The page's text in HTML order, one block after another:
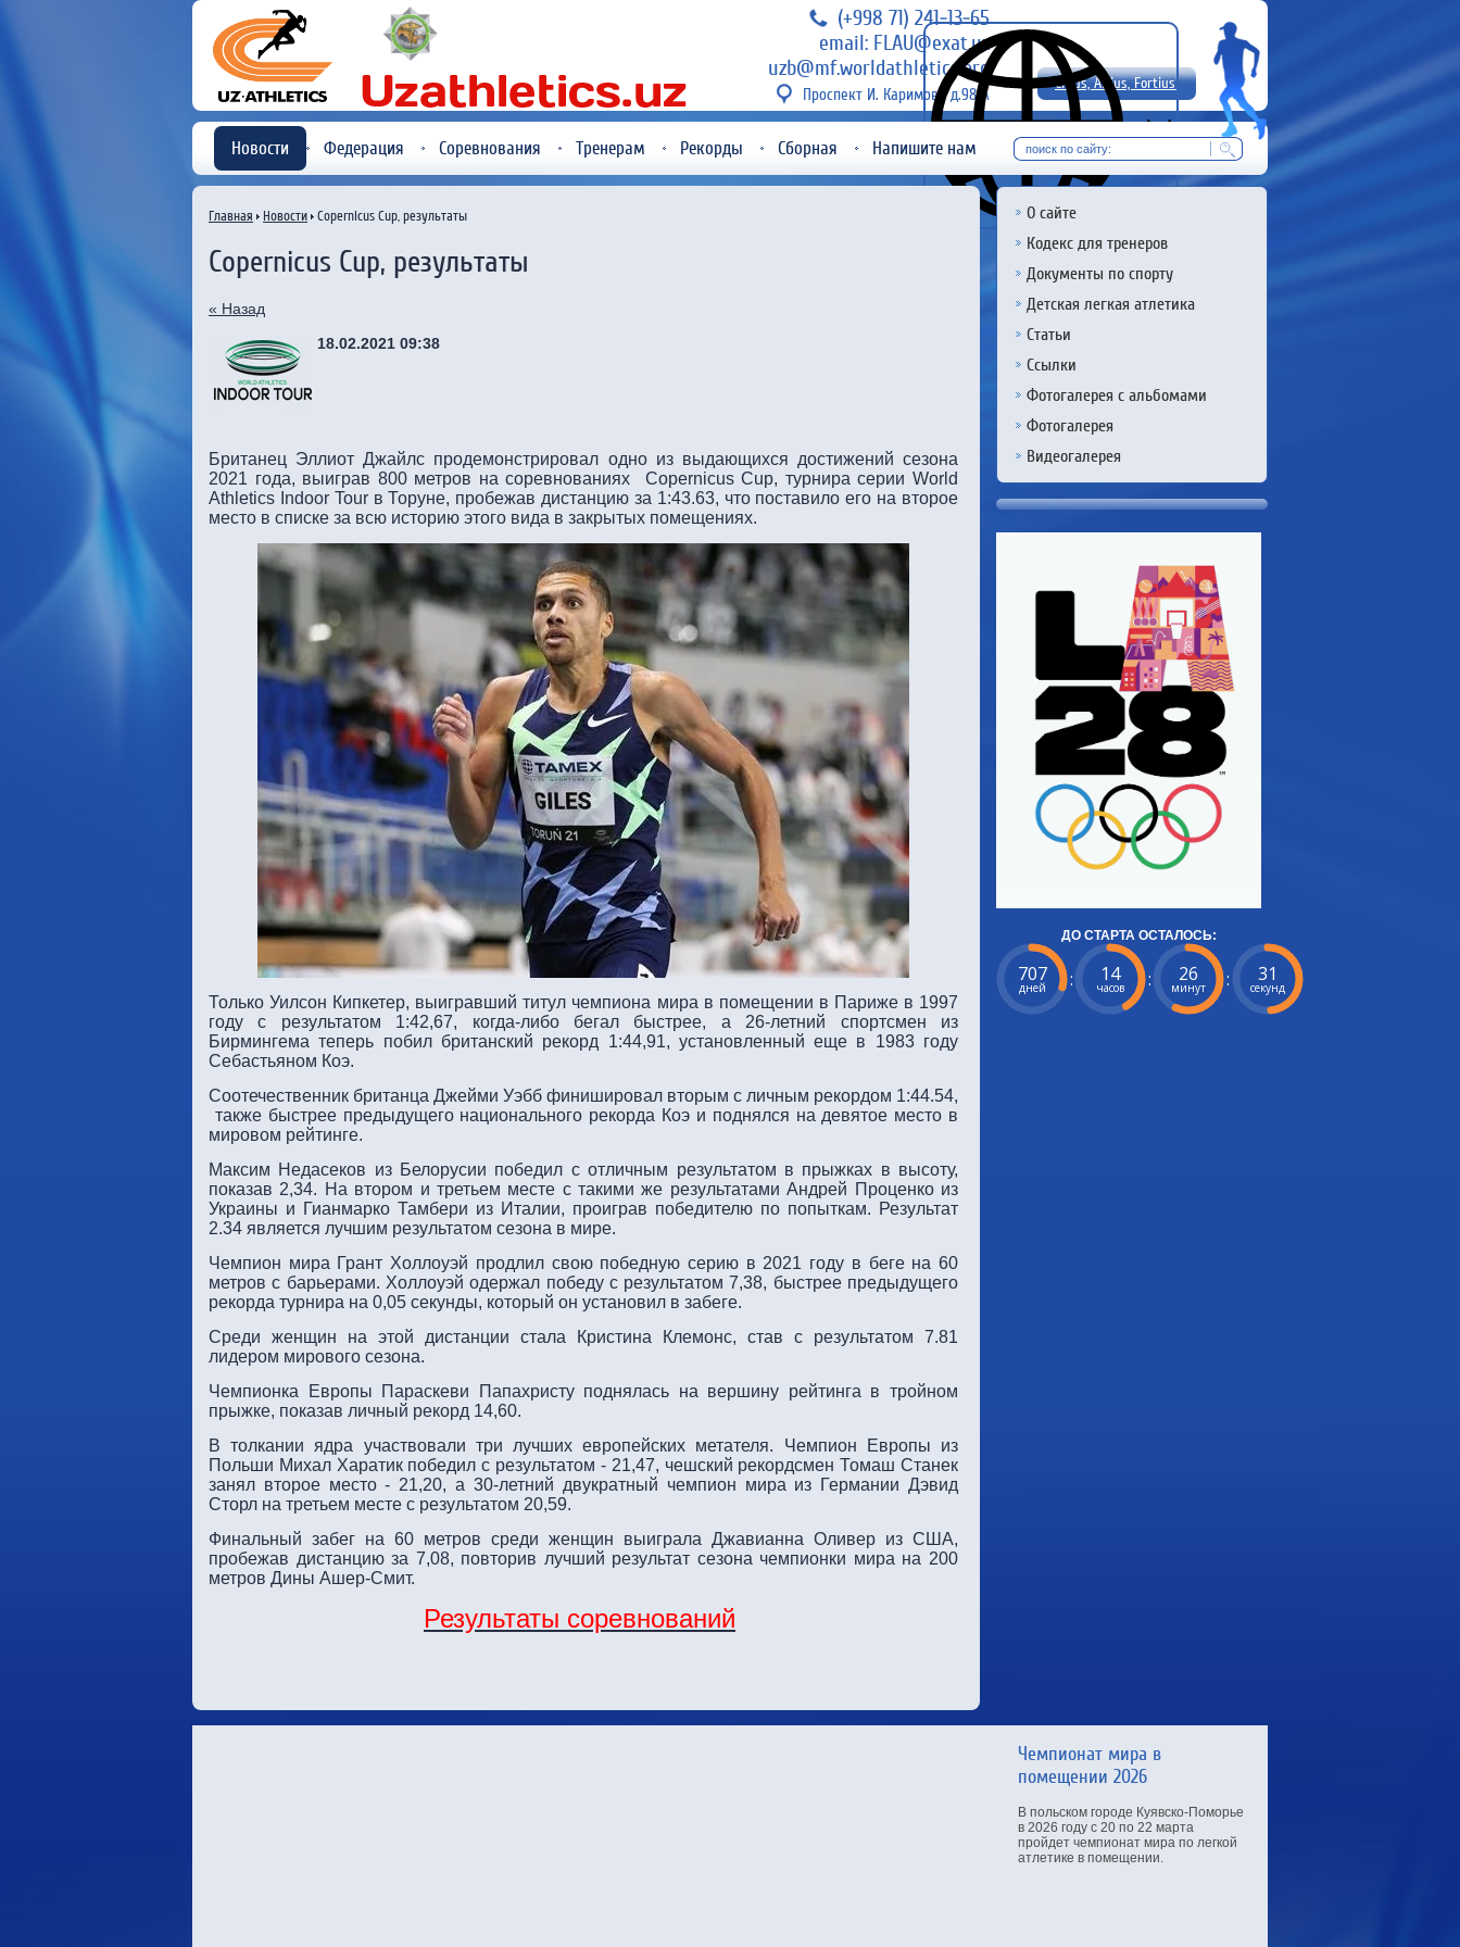
(+998 71) 241-13-65
email: FLAU@exat.uz
uzb@mf.worldathletics.org
Проспект И. Каримова д.98 А
Citius, Altius, Fortius!
RU
Новости Федерация Соревнования Тренерам Рекорды Сборная Напишите нам
О сайте
Кодекс для тренеров
Документы по спорту
Детская легкая атлетика
Статьи
Ссылки
Фотогалерея с альбомами
Фотогалерея
Видеогалерея
ДО СТАРТА ОСТАЛОСЬ:
707
дней : 14
часов : 26
минут : 30
секунд
Главная Новости Copernicus Cup, результаты
Copernicus Cup, результаты
« Назад
18.02.2021 09:38
Британец Эллиот Джайлс продемонстрировал одно из выдающихся достижений сезона
2021 года, выиграв 800 метров на соревнованиях Copernicus Cup, турнира серии World
Athletics Indoor Tour в Торуне, пробежав дистанцию за 1:43.63, что поставило его на второе
место в списке за всю историю этого вида в закрытых помещениях.
Только Уилсон Кипкетер, выигравший титул чемпиона мира в помещении в Париже в 1997
году с результатом 1:42,67, когда-либо бегал быстрее, а 26-летний спортсмен из
Бирмингема теперь побил британский рекорд 1:44,91, установленный еще в 1983 году
Себастьяном Коэ.
Соотечественник британца Джейми Уэбб финишировал вторым с личным рекордом 1:44.54,
также быстрее предыдущего национального рекорда Коэ и поднялся на девятое место в
мировом рейтинге.
Максим Недасеков из Белорусии победил с отличным результатом в прыжках в высоту,
показав 2,34. На втором и третьем месте с такими же результатами Андрей Проценко из
Украины и Гианмарко Тамбери из Италии, проиграв победителю по попыткам. Результат
2.34 является лучшим результатом сезона в мире.
Чемпион мира Грант Холлоуэй продлил свою победную серию в 2021 году в беге на 60
метров с барьерами. Холлоуэй одержал победу с результатом 7,38, быстрее предыдущего
рекорда турнира на 0,05 секунды, который он установил в забеге.
Среди женщин на этой дистанции стала Кристина Клемонс, став с результатом 7.81
лидером мирового сезона.
Чемпионка Европы Параскеви Папахристу поднялась на вершину рейтинга в тройном
прыжке, показав личный рекорд 14,60.
В толкании ядра участвовали три лучших европейских метателя. Чемпион Европы из
Польши Михал Харатик победил с результатом - 21,47, чешский рекордсмен Томаш Станек
занял второе место - 21,20, а 30-летний двукратный чемпион мира из Германии Дэвид
Сторл на третьем месте с результатом 20,59.
Финальный забег на 60 метров среди женщин выиграла Джавианна Оливер из США,
пробежав дистанцию за 7,08, повторив лучший результат сезона чемпионки мира на 200
метров Дины Ашер-Смит.
Результаты соревнований
Чемпионат мира в
помещении 2026
В польском городе Куявско-Поморье
в 2026 году с 20 по 22 марта
пройдет чемпионат мира по легкой
атлетике в помещении.